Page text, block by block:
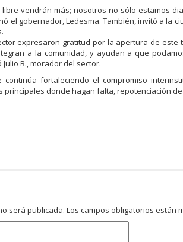
vendrán más; nosotros no sólo estamos
el gobernador, Ledesma. También, invitó a la
expresaron gratitud por la apertura de este
a la comunidad, y ayudan a que
B., morador del sector.
fortaleciendo el compromiso
principales donde hagan falta, repotenciación
será publicada. Los campos obligatorios están